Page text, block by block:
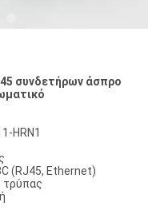
συνδετήρων άσπρο
HRN1
(RJ45, Ethernet)